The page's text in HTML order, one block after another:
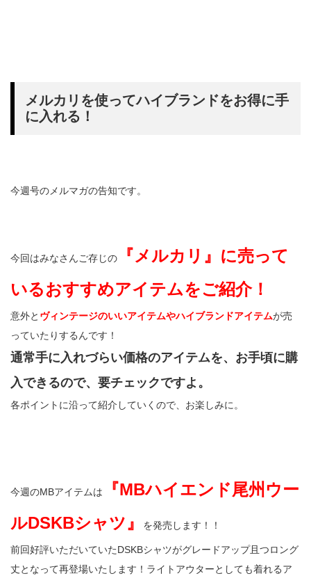
メルカリを使ってハイブランドをお得に手
に入れる！
今週号のメルマガの告知です。
今回はみなさんご存じの
『メルカリ』に売って
いるおすすめアイテムをご紹介！
意外と ヴィンテージのいいアイテムやハイブランドアイテムが売
っていたりするんです！
通常手に入れづらい価格のアイテムを、お手頃に購
入できるので、要チェックですよ。
各ポイントに沿って紹介していくので、お楽しみに。
今週のMBアイテムは
『MBハイエンド尾州ウー
ルDSKBシャツ』
を発売します！！
前回好評いただいていたDSKBシャツがグレードアップ且つロング
丈となって再登場いたします！ライトアウターとしても着れるア